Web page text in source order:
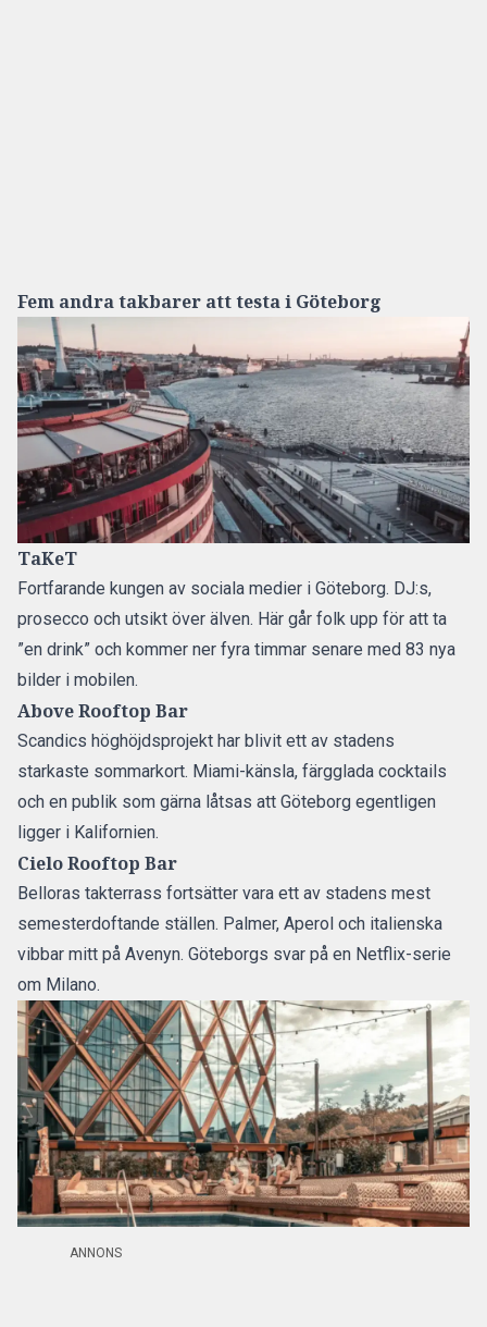
Fem andra takbarer att testa i Göteborg
TaKeT
Fortfarande kungen av sociala medier i Göteborg. DJ:s,
prosecco och utsikt över älven. Här går folk upp för att ta
”en drink” och kommer ner fyra timmar senare med 83 nya
bilder i mobilen.
Above Rooftop Bar
Scandics höghöjdsprojekt har blivit ett av stadens
starkaste sommarkort. Miami-känsla, färgglada cocktails
och en publik som gärna låtsas att Göteborg egentligen
ligger i Kalifornien.
Cielo Rooftop Bar
Belloras takterrass fortsätter vara ett av stadens mest
semesterdoftande ställen. Palmer, Aperol och italienska
vibbar mitt på Avenyn. Göteborgs svar på en Netflix-serie
om Milano.
ANNONS